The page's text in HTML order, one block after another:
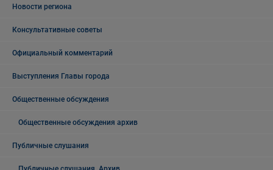
Новости региона
Консультативные советы
Официальный комментарий
Выступления Главы города
Общественные обсуждения
Общественные обсуждения архив
Публичные слушания